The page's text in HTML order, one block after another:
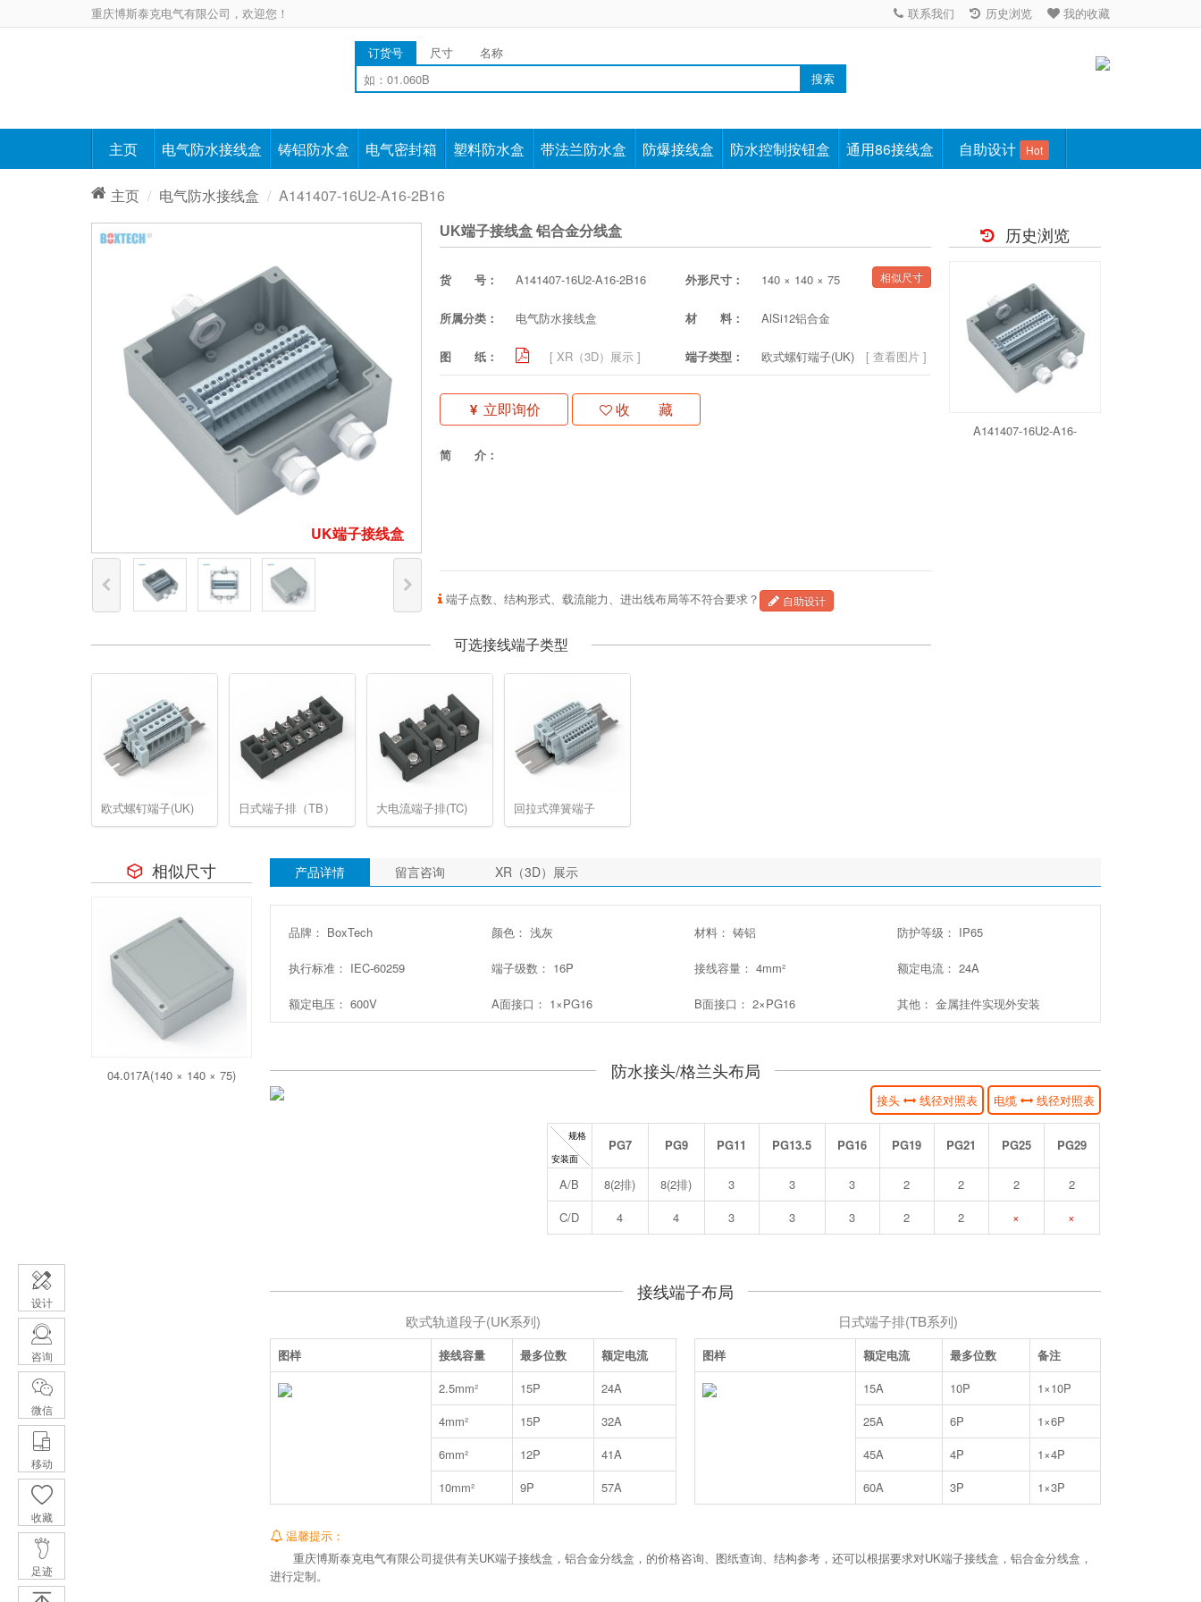
重庆博斯泰克电气有限公司，欢迎您！ 联系我们 历史浏览 我的收藏
订货号 尺寸
名称
搜索
主页 电气防水接线盒 铸铝防水盒 电气密封箱 塑料防水盒 带法兰防水盒 防爆接线盒 防水控制按钮盒 通用86接线盒 自助设计 Hot
主页 电气防水接线盒 A141407-16U2-A16-2B16
UK端子接线盒
端子点数、结构形式、载流能力、进出线布局等不符合要求？ 自助设计
UK端子接线盒 铝合金分线盒
货 号： A141407-16U2-A16-2B16 外形尺寸： 140 × 140 × 75 相似尺寸
所属分类： 电气防水接线盒 材 料： AlSi12铝合金
图 纸： [ XR（3D）展示 ] 端子类型： 欧式螺钉端子(UK) [ 查看图片 ]
立即询价 收 藏
简 介：
可选接线端子类型
欧式螺钉端子(UK) 日式端子排（TB） 大电流端子排(TC) 回拉式弹簧端子
历史浏览
A141407-16U2-A16-
相似尺寸
04.017A(140 × 140 × 75)
产品详情 留言咨询 XR（3D）展示
品牌： BoxTech 颜色： 浅灰 材料： 铸铝 防护等级： IP65
执行标准： IEC-60259 端子级数： 16P 接线容量： 4mm² 额定电流： 24A
额定电压： 600V A面接口： 1×PG16 B面接口： 2×PG16 其他： 金属挂件实现外安装
防水接头/格兰头布局
接头 线径对照表 电缆 线径对照表
PG7 PG9 PG11 PG13.5 PG16 PG19 PG21 PG25 PG29
A/B 8(2排) 8(2排) 3 3 3 2 2 2
2
C/D
4 4 3 3 3 2 2 × ×
接线端子布局
欧式轨道段子(UK系列)
图样 接线容量 最多位数
额定电流
2.5mm²
15P
24A
4mm²
15P
32A
6mm²
12P
41A
10mm²
9P 57A
图样 额定电流 最多位数
备注
15A
10P
1×10P
25A
6P
1×6P
45A
4P
1×4P
60A
3P 1×3P
日式端子排(TB系列)
温馨提示：
重庆博斯泰克电气有限公司提供有关UK端子接线盒，铝合金分线盒，的价格咨询、图纸查询、结构参考，还可以根据要求对UK端子接线盒，铝合金分线盒，
进行定制。
设计
咨询
微信
移动
收藏
足迹